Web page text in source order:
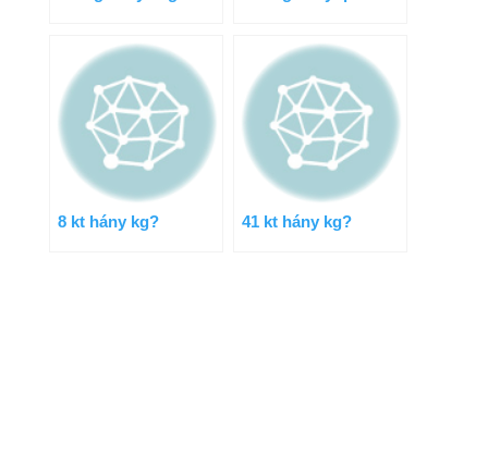
8 kt hány kg? 41 kt hány kg?